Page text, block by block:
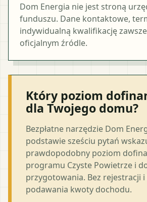
Dom Energia nie jest stroną
funduszu. Dane kontaktowe,
indywidualną kwalifikację
oficjalnym źródle.
Który poziom
dla Twojego domu?
Bezpłatne narzędzie Dom
podstawie sześciu pytań
prawdopodobny poziom
programu Czyste Powietrze i
przygotowania. Bez rejestracji i
podawania kwoty dochodu.